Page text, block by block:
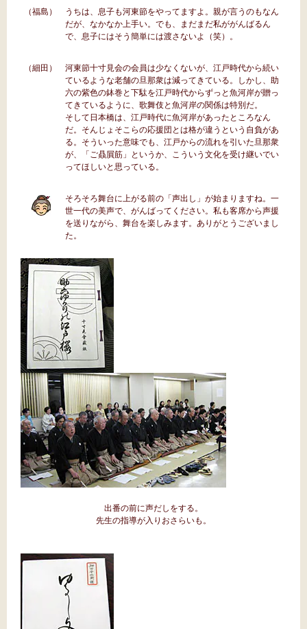
（福島）
うちは、息子も河東節をやってますよ。親が言うのもなん
だが、なかなか上手い。でも、まだまだ私ががんばるん
で、息子にはそう簡単には渡さないよ（笑）。
（細田）
河東節十寸見会の会員は少なくないが、江戸時代から続い
ているような老舗の旦那衆は減ってきている。しかし、助
六の紫色の鉢巻と下駄を江戸時代からずっと魚河岸が贈っ
てきているように、歌舞伎と魚河岸の関係は特別だ。
そして日本橋は、江戸時代に魚河岸があったところなん
だ。そんじょそこらの応援団とは格が違うという自負があ
る。そういった意味でも、江戸からの流れを引いた旦那衆
が、「ご贔屓筋」というか、こういう文化を受け継いでい
ってほしいと思っている。
そろそろ舞台に上がる前の「声出し」が始まりますね。一
世一代の美声で、がんばってください。私も客席から声援
を送りながら、舞台を楽しみます。ありがとうございまし
た。
出番の前に声だしをする。
先生の指導が入りおさらいも。